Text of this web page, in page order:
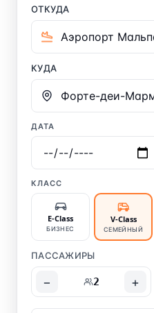
ОТКУДА
КУДА
ДАТА
КЛАСС
E-Class
БИЗНЕС
V-Class
СЕМЕЙНЫЙ
ПАССАЖИРЫ
− 2 +